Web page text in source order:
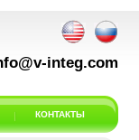
integ.com
КОНТАКТЫ